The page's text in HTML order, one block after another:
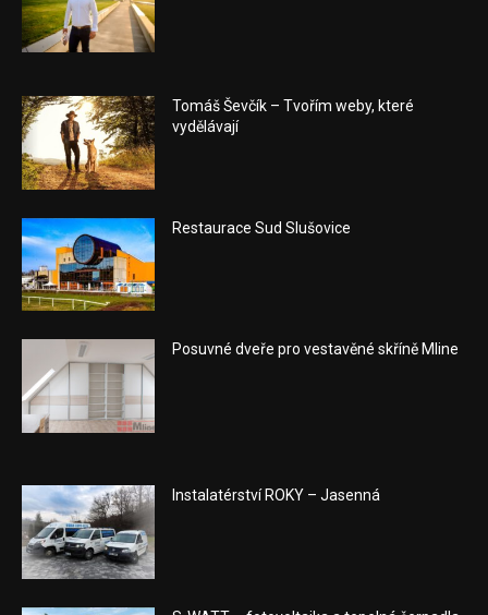
Tomáš Ševčík – Tvořím weby, které
vydělávají
Restaurace Sud Slušovice
Posuvné dveře pro vestavěné skříně Mline
Instalatérství ROKY – Jasenná